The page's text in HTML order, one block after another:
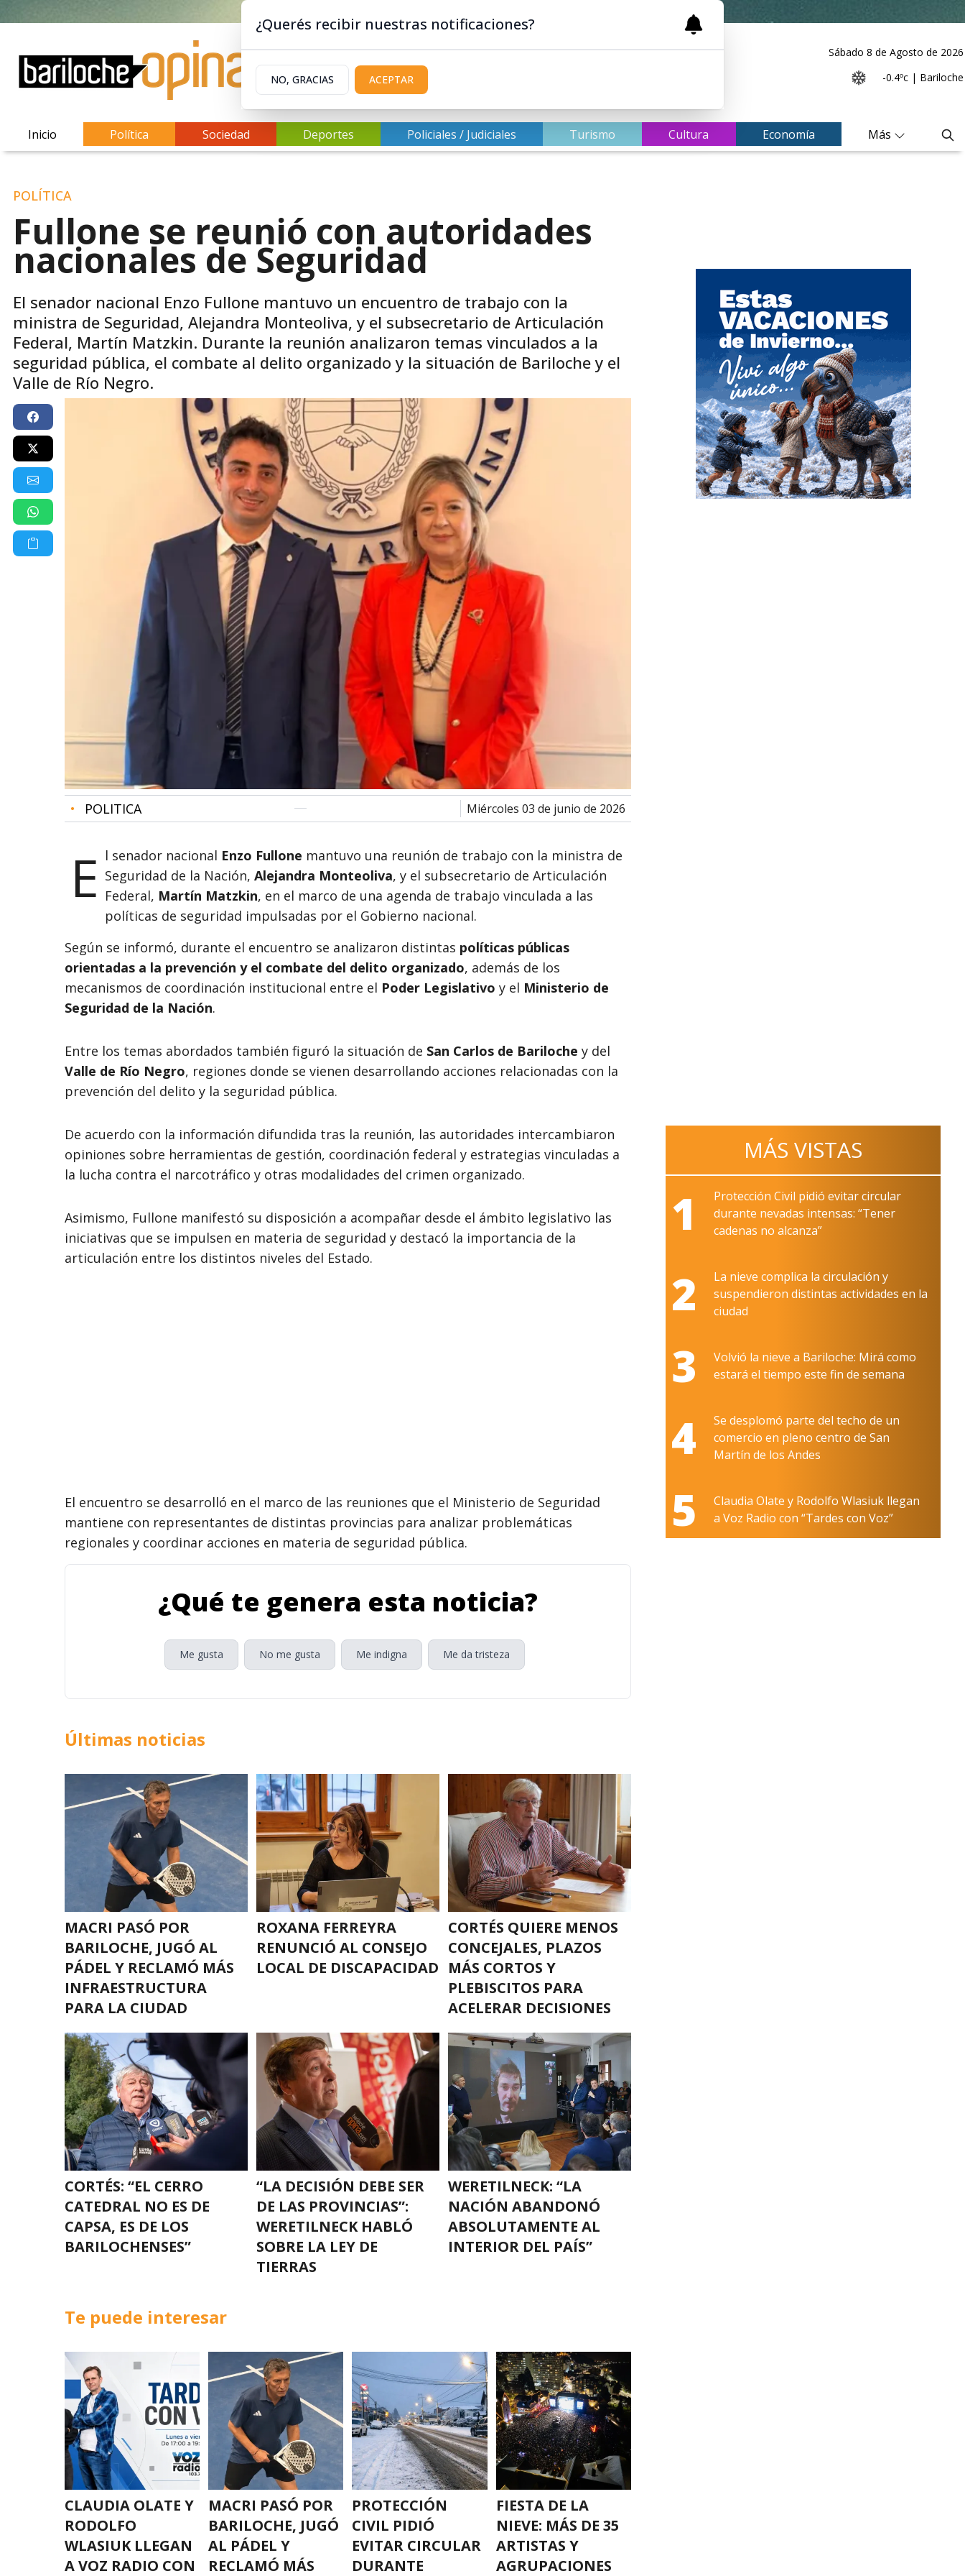
Sábado 8 de Agosto de 2026
-0.4ºc | Bariloche
Inicio Política Sociedad Deportes Policiales / Judiciales Turismo Cultura Economía Más
POLÍTICA
Fullone se reunió con autoridades
nacionales de Seguridad
El senador nacional Enzo Fullone mantuvo un encuentro de trabajo con la
ministra de Seguridad, Alejandra Monteoliva, y el subsecretario de Articulación
Federal, Martín Matzkin. Durante la reunión analizaron temas vinculados a la
seguridad pública, el combate al delito organizado y la situación de Bariloche y el
Valle de Río Negro.
• POLITICA miércoles 03 de junio de 2026
E l senador nacional Enzo Fullone mantuvo una reunión de trabajo con la ministra de
Seguridad de la Nación, Alejandra Monteoliva, y el subsecretario de Articulación
Federal, Martín Matzkin, en el marco de una agenda de trabajo vinculada a las
políticas de seguridad impulsadas por el Gobierno nacional.
Según se informó, durante el encuentro se analizaron distintas políticas públicas
orientadas a la prevención y el combate del delito organizado, además de los
mecanismos de coordinación institucional entre el Poder Legislativo y el Ministerio de
Seguridad de la Nación.
Entre los temas abordados también figuró la situación de San Carlos de Bariloche y del
Valle de Río Negro, regiones donde se vienen desarrollando acciones relacionadas con la
prevención del delito y la seguridad pública.
De acuerdo con la información difundida tras la reunión, las autoridades intercambiaron
opiniones sobre herramientas de gestión, coordinación federal y estrategias vinculadas a
la lucha contra el narcotráfico y otras modalidades del crimen organizado.
Asimismo, Fullone manifestó su disposición a acompañar desde el ámbito legislativo las
iniciativas que se impulsen en materia de seguridad y destacó la importancia de la
articulación entre los distintos niveles del Estado.
El encuentro se desarrolló en el marco de las reuniones que el Ministerio de Seguridad
mantiene con representantes de distintas provincias para analizar problemáticas
regionales y coordinar acciones en materia de seguridad pública.
¿Qué te genera esta noticia?
Me gusta No me gusta Me indigna Me da tristeza
Últimas noticias
MACRI PASÓ POR
BARILOCHE, JUGÓ AL
PÁDEL Y RECLAMÓ MÁS
INFRAESTRUCTURA
PARA LA CIUDAD
ROXANA FERREYRA
RENUNCIÓ AL CONSEJO
LOCAL DE DISCAPACIDAD
CORTÉS QUIERE MENOS
CONCEJALES, PLAZOS
MÁS CORTOS Y
PLEBISCITOS PARA
ACELERAR DECISIONES
CORTÉS: “EL CERRO
CATEDRAL NO ES DE
CAPSA, ES DE LOS
BARILOCHENSES”
“LA DECISIÓN DEBE SER
DE LAS PROVINCIAS”:
WERETILNECK HABLÓ
SOBRE LA LEY DE
TIERRAS
WERETILNECK: “LA
NACIÓN ABANDONÓ
ABSOLUTAMENTE AL
INTERIOR DEL PAÍS”
Te puede interesar
CLAUDIA OLATE Y
RODOLFO
WLASIUK LLEGAN
A VOZ RADIO CON
MACRI PASÓ POR
BARILOCHE, JUGÓ
AL PÁDEL Y
RECLAMÓ MÁS
PROTECCIÓN
CIVIL PIDIÓ
EVITAR CIRCULAR
DURANTE
FIESTA DE LA
NIEVE: MÁS DE 35
ARTISTAS Y
AGRUPACIONES
MÁS VISTAS
1
Protección Civil pidió evitar circular
durante nevadas intensas: “Tener
cadenas no alcanza”
2
La nieve complica la circulación y
suspendieron distintas actividades en la
ciudad
3
Volvió la nieve a Bariloche: Mirá como
estará el tiempo este fin de semana
4
Se desplomó parte del techo de un
comercio en pleno centro de San
Martín de los Andes
5
Claudia Olate y Rodolfo Wlasiuk llegan
a Voz Radio con “Tardes con Voz”
¿Querés recibir nuestras notificaciones?
NO, GRACIAS ACEPTAR